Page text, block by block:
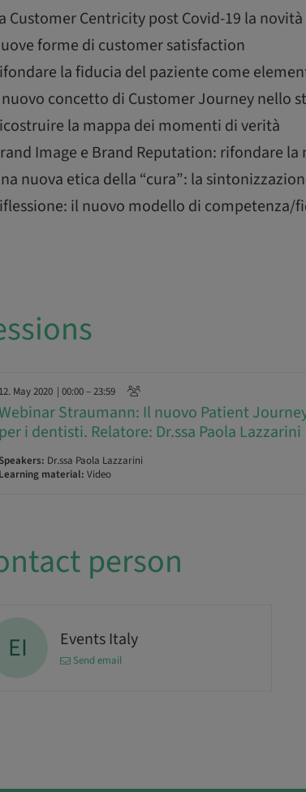
Customer Centricity post Covid-19 la
forme di customer satisfaction
la fiducia del paziente come
concetto di Customer Journey nello
la mappa dei momenti di verità
Image e Brand Reputation: rifondare
nuova etica della “cura”: la
il nuovo modello di competenza/
12. May 2020 | 00:00 – 23:59
Straumann: Il nuovo Patient
per i dentisti. Relatore: Dr.ssa Paola Lazzarini
Speakers: Dr.ssa Paola Lazzarini
Learning material: Video
person
EI Events Italy
Send email